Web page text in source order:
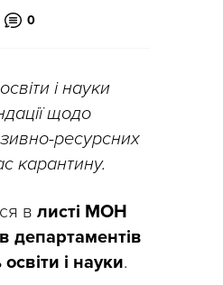
0
і науки
щодо
ресурсних
карантину.
в листі МОН
департаментів
і науки.